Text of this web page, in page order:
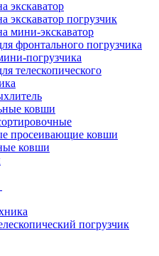
экскаватор
экскаватор погрузчик
мини-экскаватор
фронтального погрузчика
погрузчика
телескопического
ковши
просеивающие ковши
ковши
погрузчик